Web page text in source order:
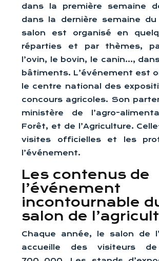
dans la première semaine
dans la dernière semaine
salon est organisé en
réparties et par thèmes,
l’ovin, le bovin, le canin…,
bâtiments. L’événement est
le centre national des
concours agricoles. Son
ministère de l’agro-
Forêt, et de l’Agriculture.
visites officielles et les
l’événement.
Les contenus de
l’événement
incontournable
salon de
Chaque année, le salon de
accueille des visiteurs